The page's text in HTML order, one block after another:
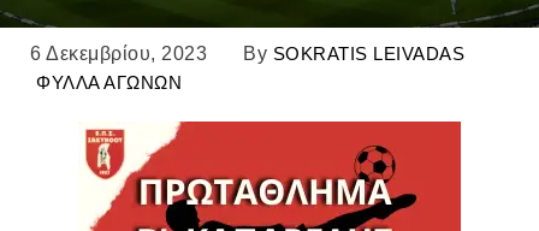
6 Δεκεμβρίου, 2023 By SOKRATIS LEIVADAS
ΦΥΛΛΑ ΑΓΩΝΩΝ